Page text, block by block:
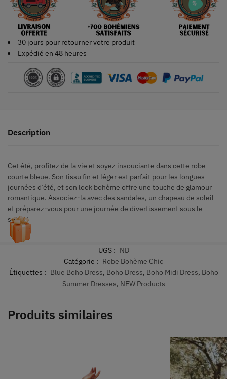
30 jours pour retourner votre produit
Expédié en 48 heures
Description
Cet été, profitez de la vie et soyez insouciante dans cette robe
courte bleue. Son tissu fin et léger est parfait pour les longues
journées d’été, et son look bohème offre une touche de glamour
romantique. Associez-la avec des sandales, un chapeau de soleil
et préparez-vous pour une journée de divertissement sous le
soleil !
UGS : ND
Catégorie : Robe Bohème Chic
Étiquettes : Blue Boho Dress, Boho Dress, Boho Midi Dress, Boho
Summer Dresses, NEW Products
Produits similaires